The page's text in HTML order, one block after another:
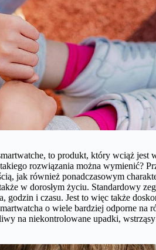
to produkt, który wciąż jest
rozwiązania można wymienić?
jak również ponadczasowym
w dorosłym życiu. Standardowy
i czasu. Jest to więc także
o wiele bardziej odporne na
na niekontrolowane upadki,